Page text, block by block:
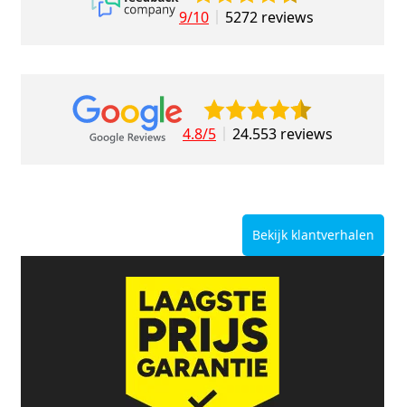
9/10 5272 reviews
4.8/5 24.553 reviews
Bekijk klantverhalen